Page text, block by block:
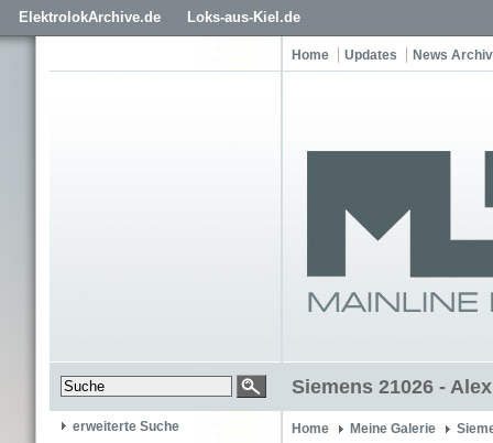
ElektrolokArchive.de Loks-aus-Kiel.de
Home Updates News Archiv
Siemens 21026 -
erweiterte Suche Home Meine Galerie